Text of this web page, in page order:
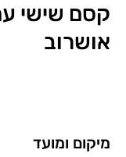
קסם שישי
אושרוב
מיקום ומועד